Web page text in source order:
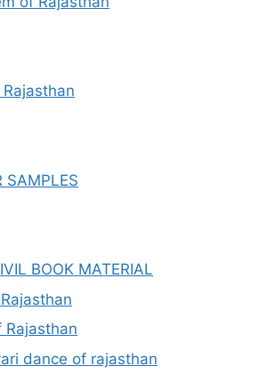
SAMPLES
BOOK MATERIAL
Rajasthan
dance of rajasthan